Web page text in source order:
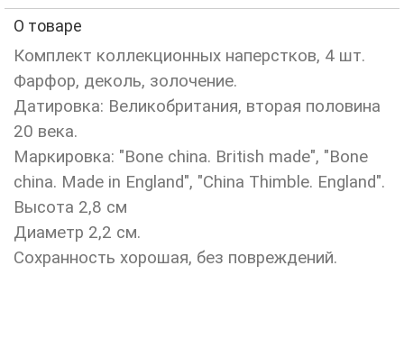
О товаре
Комплект коллекционных наперстков, 4 шт.
Фарфор, деколь, золочение.
Датировка: Великобритания, вторая половина
20 века.
Маркировка: "Bone china. British made", "Bone
china. Made in England", "China Thimble. England".
Высота 2,8 см
Диаметр 2,2 см.
Сохранность хорошая, без повреждений.